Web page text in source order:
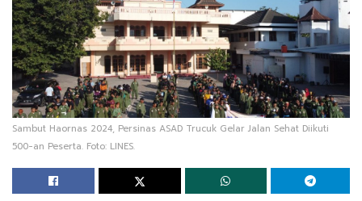
Sambut Haornas 2024, Persinas ASAD Trucuk Gelar Jalan Sehat Diikuti
500-an Peserta. Foto: LINES.